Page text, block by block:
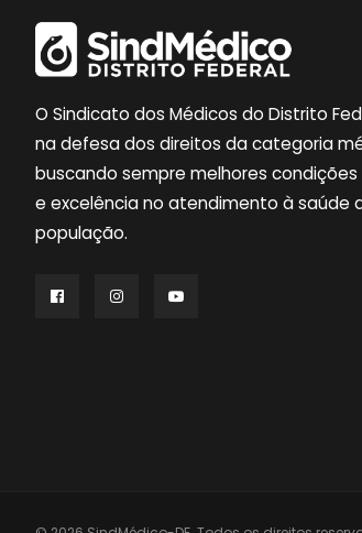
O Sindicato dos Médicos do Distrito
na defesa dos direitos da categoria
buscando sempre melhores
e excelência no atendimento à saúde
população.